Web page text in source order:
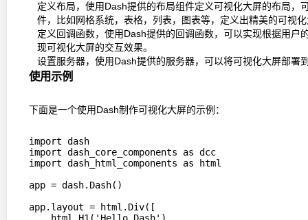
定义布局，使用Dash提供的布局组件定义可视化大屏的布局，
件，比如网格系统，表格，列表，图表等，定义出精美的可视
定义回调函数，使用Dash提供的回调函数，可以实现根据用户
现可视化大屏的交互效果。
设置服务器，使用Dash提供的服务器，可以将可视化大屏部署
使用示例
下面是一个使用Dash制作可视化大屏的示例：
import dash
import dash_core_components as dcc
import dash_html_components as html
app = dash.Dash()
app.layout = html.Div([